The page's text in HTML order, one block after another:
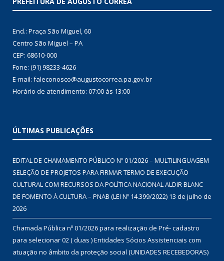
End.: Praça São Miguel, 60
Centro São Miguel – PA
CEP: 68610-000
Fone: (91) 98233-4626
E-mail: faleconosco@augustocorrea.pa.gov.br
Horário de atendimento: 07:00 às 13:00
ÚLTIMAS PUBLICAÇÕES
EDITAL DE CHAMAMENTO PÚBLICO Nº 01/2026 – MULTILINGUAGEM
SELEÇÃO DE PROJETOS PARA FIRMAR TERMO DE EXECUÇÃO
CULTURAL COM RECURSOS DA POLÍTICA NACIONAL ALDIR BLANC
DE FOMENTO À CULTURA – PNAB (LEI Nº 14.399/2022) 13 de julho de
2026
Chamada Pública nº 01/2026 para realização de Pré- cadastro
para selecionar 02 ( duas ) Entidades Sócios Assistenciais com
atuação no âmbito da proteção social (UNIDADES RECEBEDORAS)